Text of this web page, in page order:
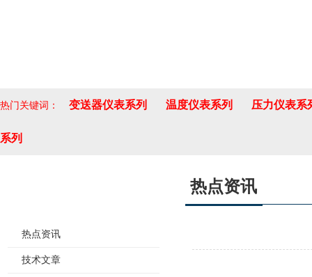
热门关键词： 变送器仪表系列 温度仪表系列 压力仪表系
系列
热点资讯
技术文章
热点资讯